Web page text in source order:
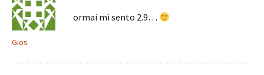
Gios
ormai mi sento 2.9…